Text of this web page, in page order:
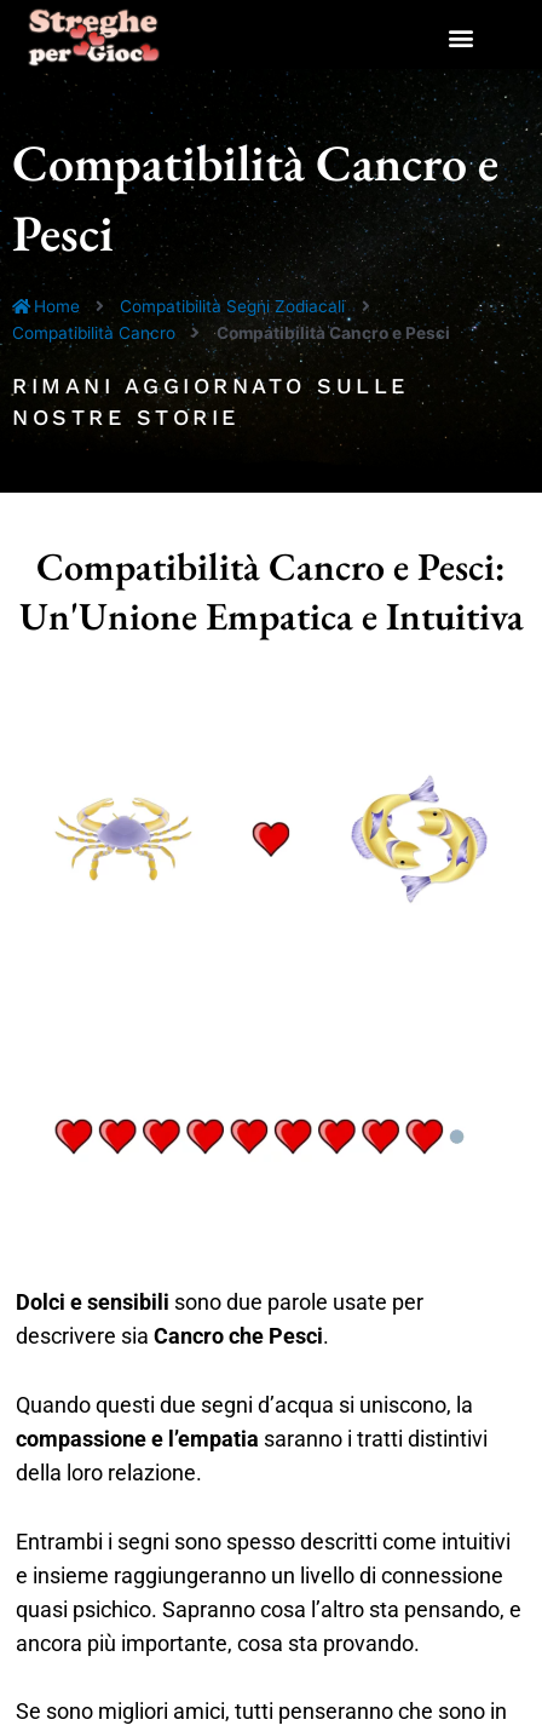
contenuto
Compatibilità Cancro e
Pesci
Home
Compatibilità Segni Zodiacali
Compatibilità Cancro
Compatibilità Cancro e Pesci
RIMANI AGGIORNATO SULLE
NOSTRE STORIE
Compatibilità Cancro e Pesci:
Un'Unione Empatica e Intuitiva
Dolci e sensibili sono due parole usate per
descrivere siaCancro che Pesci.
Quando questi due segni d’acqua si uniscono, la
compassione e l’empatia saranno i tratti distintivi
della loro relazione.
Entrambi i segni sono spesso descritti come intuitivi
e insieme raggiungeranno un livello di connessione
quasi psichico. Sapranno cosa l’altro sta pensando, e
ancora più importante, cosa sta provando.
Se sono migliori amici, tutti penseranno che sono in